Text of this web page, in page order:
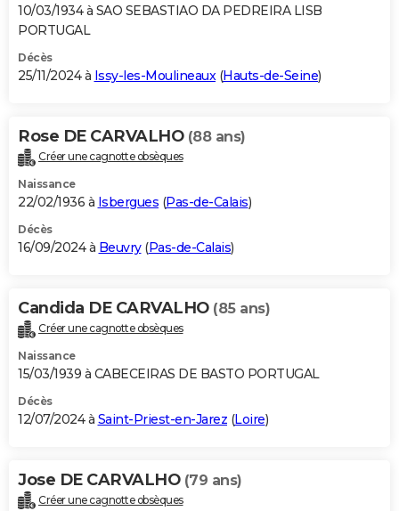
10/03/1934 à SAO SEBASTIAO DA PEDREIRA LISB
PORTUGAL
Décès
25/11/2024 à Issy-les-Moulineaux(Hauts-de-Seine)
Rose DE CARVALHO (88 ans)
Créer une cagnotte obsèques
Naissance
22/02/1936 à Isbergues (Pas-de-Calais)
Décès
16/09/2024 à Beuvry(Pas-de-Calais)
Candida DE CARVALHO (85 ans)
Créer une cagnotte obsèques
Naissance
15/03/1939 à CABECEIRAS DE BASTO PORTUGAL
Décès
12/07/2024 à Saint-Priest-en-Jarez (Loire)
Jose DE CARVALHO (79 ans)
Créer une cagnotte obsèques